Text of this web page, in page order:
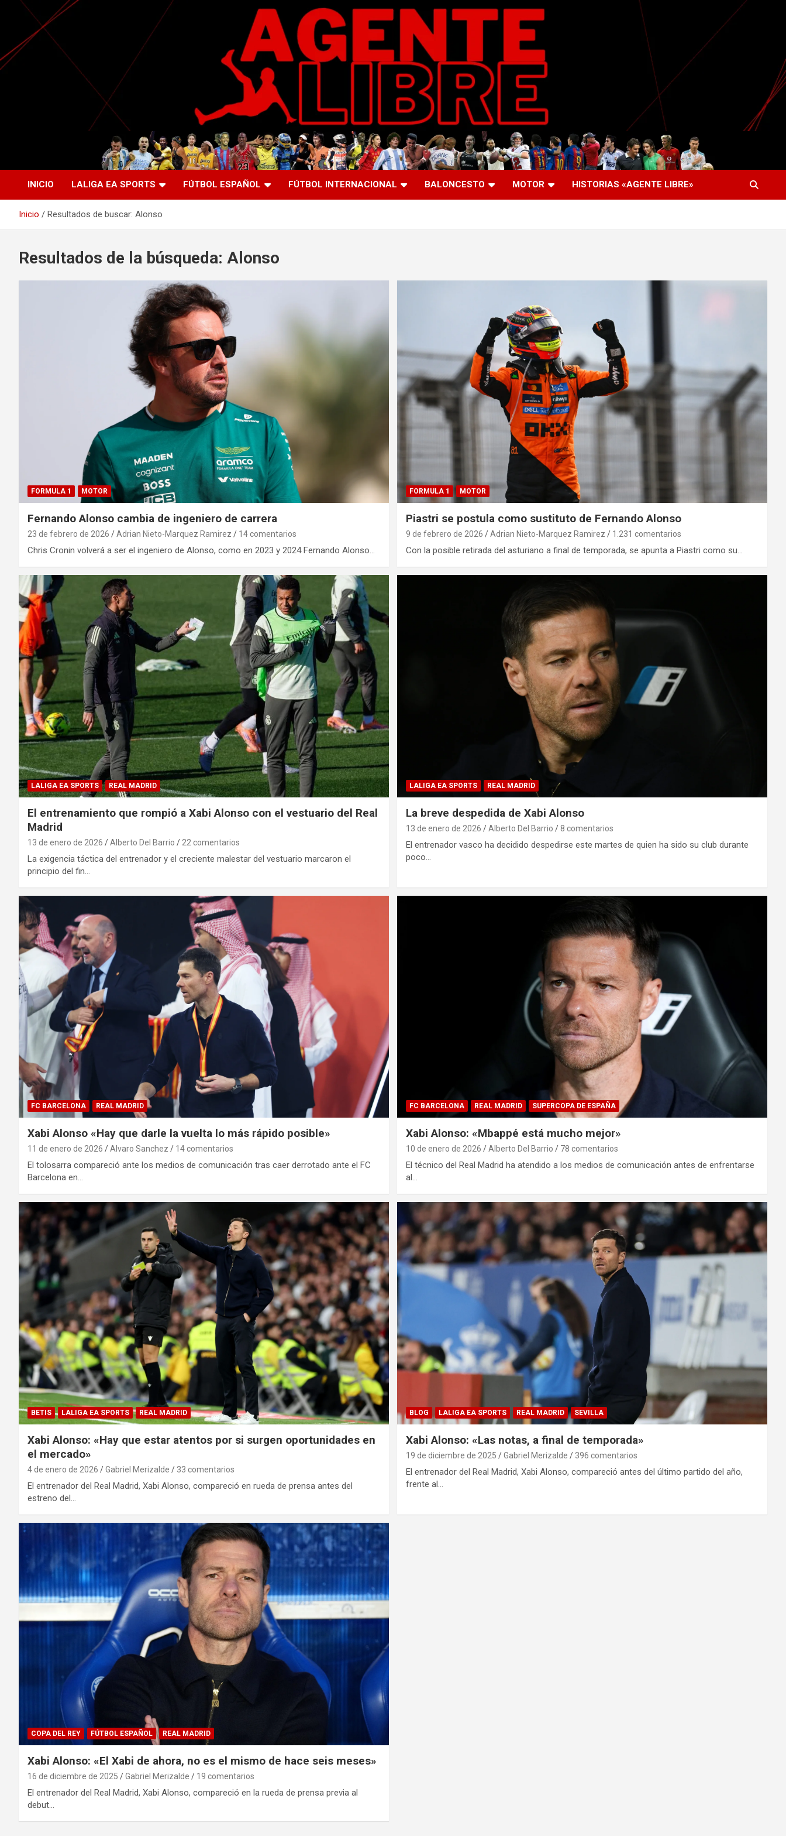
Saltar
contenido
Agente Libre Digital
La nueva generación del periodismo deportivo.
INICIO LALIGA EA SPORTS FÚTBOL ESPAÑOL FÚTBOL INTERNACIONAL BALONCESTO MOTOR HISTORIAS «AGENTE LIBRE»
Inicio Resultados de buscar: Alonso
Resultados de la búsqueda: Alonso
FORMULA 1 MOTOR
Fernando Alonso cambia de ingeniero de carrera
23 de febrero de 2026 Adrian Nieto-Marquez Ramirez 14 comentarios
Chris Cronin volverá a ser el ingeniero de Alonso, como en 2023 y 2024 Fernando Alonso…
FORMULA 1 MOTOR
Piastri se postula como sustituto de Fernando Alonso
9 de febrero de 2026 Adrian Nieto-Marquez Ramirez 1.231 comentarios
Con la posible retirada del asturiano a final de temporada, se apunta a Piastri como su…
LALIGA EA SPORTS REAL MADRID
El entrenamiento que rompió a Xabi Alonso con el vestuario del Real
Madrid
13 de enero de 2026 Alberto Del Barrio 22 comentarios
La exigencia táctica del entrenador y el creciente malestar del vestuario marcaron el
principio del fin…
LALIGA EA SPORTS REAL MADRID
La breve despedida de Xabi Alonso
13 de enero de 2026 Alberto Del Barrio 8 comentarios
El entrenador vasco ha decidido despedirse este martes de quien ha sido su club durante
poco…
FC BARCELONA REAL MADRID
Xabi Alonso «Hay que darle la vuelta lo más rápido posible»
11 de enero de 2026 Alvaro Sanchez 14 comentarios
El tolosarra compareció ante los medios de comunicación tras caer derrotado ante el FC
Barcelona en…
FC BARCELONA REAL MADRID SUPERCOPA DE ESPAÑA
Xabi Alonso: «Mbappé está mucho mejor»
10 de enero de 2026 Alberto Del Barrio 78 comentarios
El técnico del Real Madrid ha atendido a los medios de comunicación antes de enfrentarse
al…
BETIS LALIGA EA SPORTS REAL MADRID
Xabi Alonso: «Hay que estar atentos por si surgen oportunidades en
el mercado»
4 de enero de 2026 Gabriel Merizalde 33 comentarios
El entrenador del Real Madrid, Xabi Alonso, compareció en rueda de prensa antes del
estreno del…
BLOG LALIGA EA SPORTS REAL MADRID SEVILLA
Xabi Alonso: «Las notas, a final de temporada»
19 de diciembre de 2025 Gabriel Merizalde 396 comentarios
El entrenador del Real Madrid, Xabi Alonso, compareció antes del último partido del año,
frente al…
COPA DEL REY FÚTBOL ESPAÑOL REAL MADRID
Xabi Alonso: «El Xabi de ahora, no es el mismo de hace seis meses»
16 de diciembre de 2025 Gabriel Merizalde 19 comentarios
El entrenador del Real Madrid, Xabi Alonso, compareció en la rueda de prensa previa al
debut…